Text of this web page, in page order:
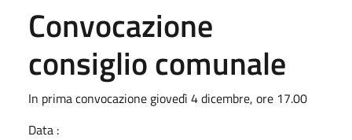
Convocazione
consiglio comunale
In prima convocazione giovedì 4 dicembre, ore 17.00
Data :